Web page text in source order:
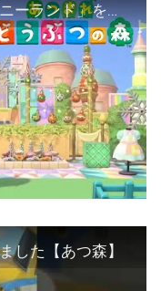
元キャストがあつ森で「ディズニーランド」を再現した島が凄すぎる
した【あつ森】